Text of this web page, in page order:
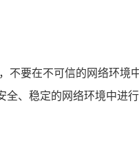
不要在不可信的网络环
、稳定的网络环境中进